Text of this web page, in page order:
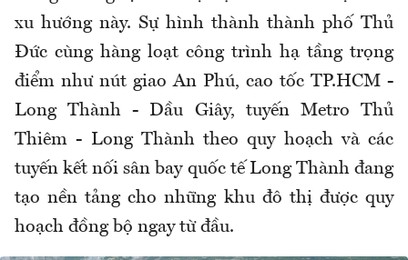
xu hướng này. Sự hình thành thành phố Thủ
Đức cùng hàng loạt công trình hạ tầng trọng
điểm như nút giao An Phú, cao tốc TP.HCM -
Long Thành - Dầu Giây, tuyến Metro Thủ
Thiêm - Long Thành theo quy hoạch và các
tuyến kết nối sân bay quốc tế Long Thành đang
tạo nền tảng cho những khu đô thị được quy
hoạch đồng bộ ngay từ đầu.